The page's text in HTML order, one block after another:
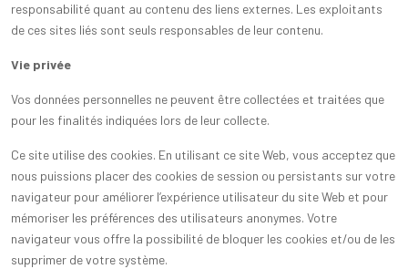
responsabilité quant au contenu des liens externes. Les exploitants
de ces sites liés sont seuls responsables de leur contenu.
Vie privée
Vos données personnelles ne peuvent être collectées et traitées que
pour les finalités indiquées lors de leur collecte.
Ce site utilise des cookies. En utilisant ce site Web, vous acceptez que
nous puissions placer des cookies de session ou persistants sur votre
navigateur pour améliorer l’expérience utilisateur du site Web et pour
mémoriser les préférences des utilisateurs anonymes. Votre
navigateur vous offre la possibilité de bloquer les cookies et/ou de les
supprimer de votre système.